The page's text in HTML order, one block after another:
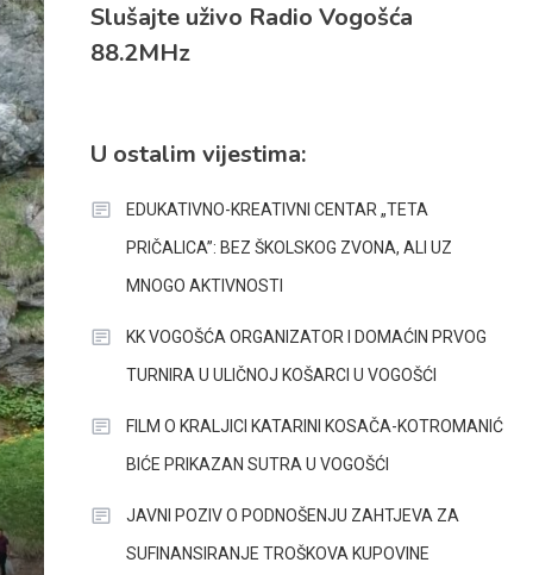
Slušajte uživo Radio Vogošća
88.2MHz
U ostalim vijestima:
EDUKATIVNO-KREATIVNI CENTAR „TETA
PRIČALICA”: BEZ ŠKOLSKOG ZVONA, ALI UZ
MNOGO AKTIVNOSTI
KK VOGOŠĆA ORGANIZATOR I DOMAĆIN PRVOG
TURNIRA U ULIČNOJ KOŠARCI U VOGOŠĆI
FILM O KRALJICI KATARINI KOSAČA-KOTROMANIĆ
BIĆE PRIKAZAN SUTRA U VOGOŠĆI
JAVNI POZIV O PODNOŠENJU ZAHTJEVA ZA
SUFINANSIRANJE TROŠKOVA KUPOVINE